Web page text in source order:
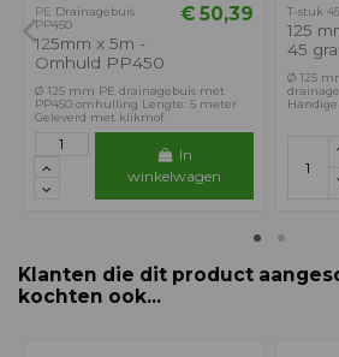
PE Drainagebuis
PP450
125mm x 5m -
Omhuld PP450
€ 50,39
Ø 125 mm PE drainagebuis met
PP450 omhulling Lengte: 5 meter
Geleverd met klikmof
In
winkelwagen
T-stuk
125
45
Ø 125
Klanten die dit product
kochten ook...